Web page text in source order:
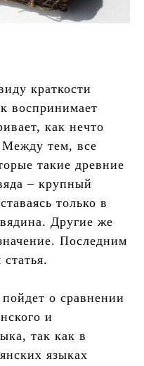
краткости
воспринимает
как нечто
Между тем, все
такие древние
– крупный
только в
Другие же
Последним
о сравнении
и
так как в
языках